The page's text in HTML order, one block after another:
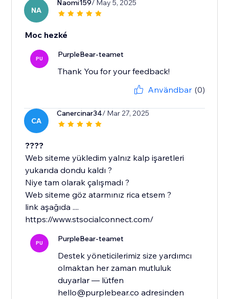
NA
Naomi159/ May 5, 2025
Moc hezké
PU PurpleBear-teamet
Thank You for your feedback!
Användbar (0)
CA
Canercinar34/ Mar 27, 2025
????
Web siteme yükledim yalnız kalp işaretleri
yukarıda dondu kaldı ?
Niye tam olarak çalışmadı ?
Web siteme göz atarmınız rica etsem ?
link aşağıda ....
https://www.stsocialconnect.com/
PU PurpleBear-teamet
Destek yöneticilerimiz size yardımcı
olmaktan her zaman mutluluk
duyarlar — lütfen
hello@purplebear.co adresinden